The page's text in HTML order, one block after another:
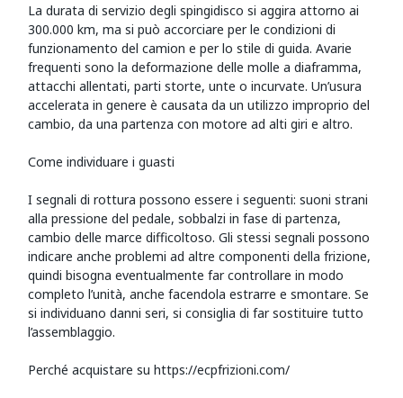
La durata di servizio degli spingidisco si aggira attorno ai
300.000 km, ma si può accorciare per le condizioni di
funzionamento del camion e per lo stile di guida. Avarie
frequenti sono la deformazione delle molle a diaframma,
attacchi allentati, parti storte, unte o incurvate. Un’usura
accelerata in genere è causata da un utilizzo improprio del
cambio, da una partenza con motore ad alti giri e altro.
Come individuare i guasti
I segnali di rottura possono essere i seguenti: suoni strani
alla pressione del pedale, sobbalzi in fase di partenza,
cambio delle marce difficoltoso. Gli stessi segnali possono
indicare anche problemi ad altre componenti della frizione,
quindi bisogna eventualmente far controllare in modo
completo l’unità, anche facendola estrarre e smontare. Se
si individuano danni seri, si consiglia di far sostituire tutto
l’assemblaggio.
Perché acquistare su https://ecpfrizioni.com/